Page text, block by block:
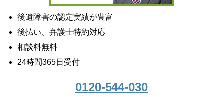
後遺障害の認定実績が豊富
後払い、弁護士特約対応
相談料無料
24時間365日受付
0120-544-030